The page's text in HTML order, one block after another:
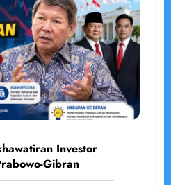
Investor
Gibran